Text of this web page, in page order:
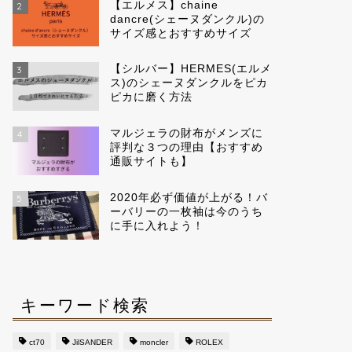
2
【エルメス】chaine
dancre(シェーヌダンクル)の
サイズ感とおすすめサイズ
3
【シルバー】HERMES(エルメ
ス)のシェーヌダンクルをピカ
ピカに磨く方法
4
マルジェラの財布がメンズに
評判な３つの理由【おすすめ
通販サイトも】
5
2020年必ず価値が上がる！バ
ーバリーの一枚袖は今のうち
に手に入れよう！
キーワード検索
ct70 JilSANDER moncler ROLEX